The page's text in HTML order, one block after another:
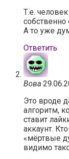
Т.е.
А то уже
Ответить
Вова
Это вроде
алгоритм,
ставит
аккаунт.
«мёртвые
видимо